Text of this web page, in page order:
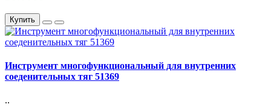
Купить
Инструмент многофункциональный для внутренних
соеденительных тяг 51369
..